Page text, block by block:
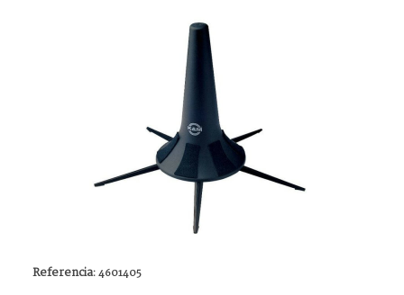
Referencia:4601405